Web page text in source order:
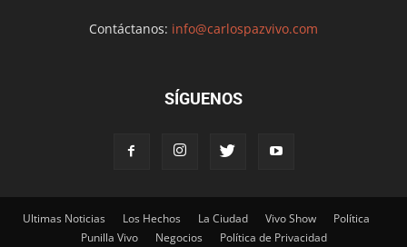
Contáctanos: info@carlospazvivo.com
SÍGUENOS
Ultimas Noticias Los Hechos La Ciudad Vivo Show
Política
Punilla Vivo
Negocios Política de Privacidad